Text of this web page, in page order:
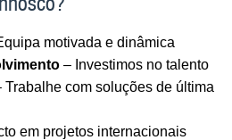
motivada e dinâmica
– Investimos no talento
Trabalhe com soluções de última
em projetos internacionais